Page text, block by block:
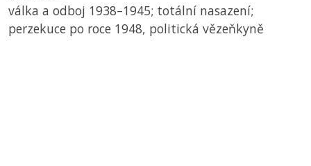
válka a odboj 1938–1945; totální nasazení;
perzekuce po roce 1948, politická vězeňkyně